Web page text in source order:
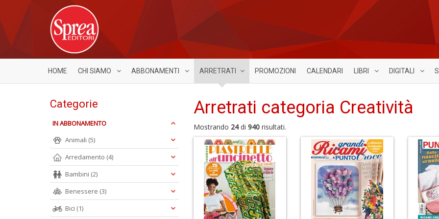
HOME CHI SIAMO ABBONAMENTI ARRETRATI PROMOZIONI CALENDARI LIBRI DIGITALI
Arretrati categoria Creatività
Mostrando 24di 940risultati.
Categorie
IN ABBONAMENTO
Animali (5)
Arredamento (4)
Bambini (2)
Benessere (3)
Bici (1)